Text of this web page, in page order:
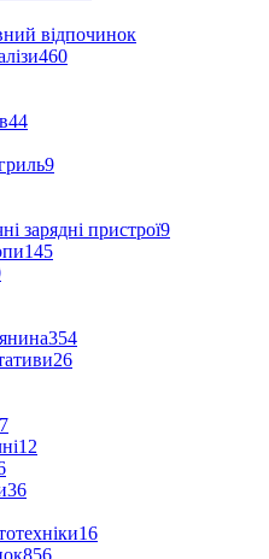
відпочинок
460
44
9
зарядні пристрої9
145
354
26
7
12
36
16
856